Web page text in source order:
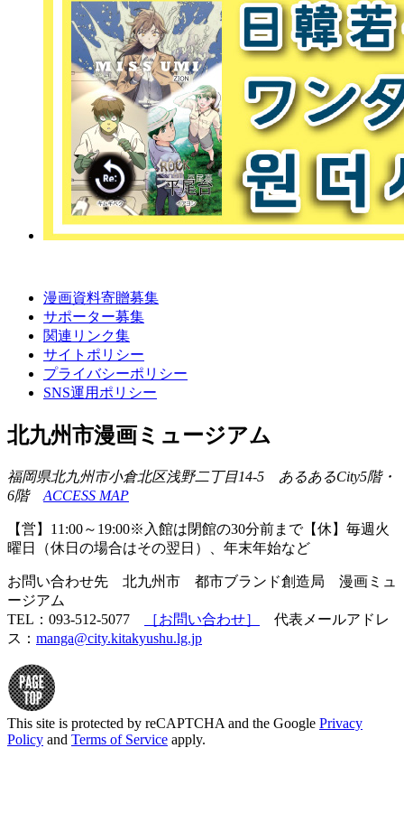
漫画資料寄贈募集
サポーター募集
関連リンク集
サイトポリシー
プライバシーポリシー
SNS運用ポリシー
北九州市漫画ミュージアム
福岡県北九州市小倉北区浅野二丁目14-5 あるあるCity5階・
6階 ACCESS MAP
【営】11:00～19:00※入館は閉館の30分前まで【休】毎週火
曜日（休日の場合はその翌日）、年末年始など
お問い合わせ先 北九州市 都市ブランド創造局 漫画ミュ
ージアム
TEL：093-512-5077
［お問い合わせ］
代表メールアドレ
ス： manga@city.kitakyushu.lg.jp
This site is protected by reCAPTCHA and the Google Privacy
Policy and Terms of Service apply.